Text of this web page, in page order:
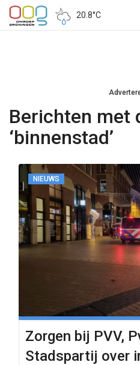
20.8°C
Berichten met
‘binnenstad’
NIEUWS
Zorgen bij PVV,
Stadspartij over